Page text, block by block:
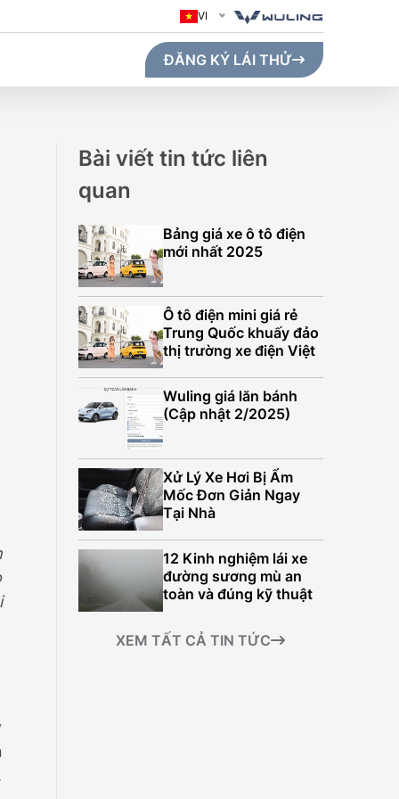
VI
ĐĂNG KÝ LÁI THỬ
MAX (410KM)
499.000.000Đ
Bài viết tin tức liên
quan
Bảng giá xe ô tô điện
mới nhất 2025
Ô tô điện mini giá rẻ
Trung Quốc khuấy đảo
thị trường xe điện Việt
Wuling giá lăn bánh
(Cập nhật 2/2025)
Xử Lý Xe Hơi Bị Ẩm
Mốc Đơn Giản Ngay
Tại Nhà
12 Kinh nghiệm lái xe
đường sương mù an
toàn và đúng kỹ thuật
XEM TẤT CẢ TIN TỨC